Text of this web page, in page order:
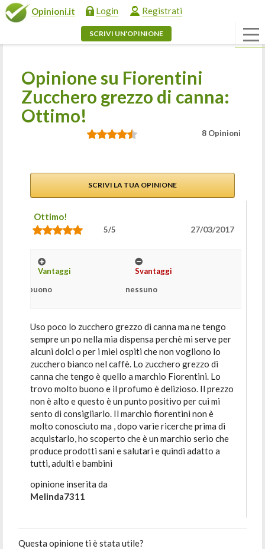
Opinioni.it Login Registrati
SCRIVI UN'OPINIONE
Opinione su Fiorentini
Zucchero grezzo di canna:
Ottimo!
8 Opinioni
SCRIVI LA TUA OPINIONE
Ottimo!
5/5 27/03/2017
Vantaggi
buono
Svantaggi
nessuno
Uso poco lo zucchero grezzo di canna ma ne tengo
sempre un po nella mia dispensa perchè mi serve per
alcuni dolci o per i miei ospiti che non vogliono lo
zucchero bianco nel caffè. Lo zucchero grezzo di
canna che tengo è quello a marchio Fiorentini. Lo
trovo molto buono e il profumo è delizioso. Il prezzo
non è alto e questo è un punto positivo per cui mi
sento di consigliarlo. Il marchio fiorentini non è
molto conosciuto ma , dopo varie ricerche prima di
acquistarlo, ho scoperto che è un marchio serio che
produce prodotti sani e salutari e quindi adatto a
tutti, adulti e bambini
opinione inserita da
Melinda7311
Questa opinione ti è stata utile?